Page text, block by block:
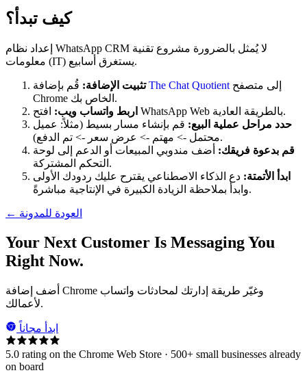
كيف تبدأ؟
إعداد نظام WhatsApp CRM لا يُمثل بالضرورة مشروع تقنية
معلومات (IT) يستغرق أسابيع.
تثبيت الإضافة:قُم بإضافةThe Chat Quotient
Chrome الخاص بك.
اربط واتساب ويب:
افتح WhatsApp Web بالطريقة العادية.
حدد مراحل عملية البيع: قم بإنشاء مسار بسيط (مثلاً: عميل
محتمل -> مهتم -> عرض سعر -> تم الدفع).
قم بدعوة فريقك: أضف مندوبي المبيعات أو الدعم إلى لوحة
التحكم المشتركة.
ابدأ الأتمتة: دع الذكاء الاصطناعي يقترح عليك ردودك الأولى
وابدأ بملاحظة الزيادة الكبيرة في الإنتاجية مباشرةً.
← العودة للمدونة
Your Next Customer Is Messaging You
Right Now.
أضف إضافة Chrome وغيّر طريقة إدارتك لمحادثات واتساب
لأعمالك.
ابدأ مجاناً
5.0 rating on the Chrome Web Store · 500+ small businesses already
on board